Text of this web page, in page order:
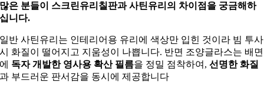
많은 분들이 스크린유리칠판과 사틴유리의 차이점을 궁금해하
십니다.
일반 사틴유리는 인테리어용 유리에 색상만 입힌 것이라 빔 투사
시 화질이 떨어지고 지움성이 나쁩니다. 반면 조양글라스는 배면
에 독자 개발한 영사용 확산 필름을 정밀 점착하여,선명한 화질
과 부드러운 판서감을 동시에 제공합니다